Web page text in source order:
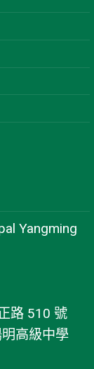
Yangming
路 510 號
高級中學